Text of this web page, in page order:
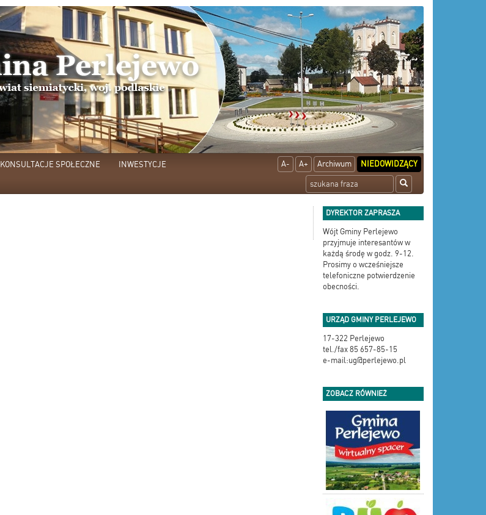
KONSULTACJE SPOŁECZNE INWESTYCJE A- A+ Archiwum NIEDOWIDZĄCY
DYREKTOR ZAPRASZA
Wójt Gminy Perlejewo
przyjmuje interesantów w
każdą środę w godz. 9-12.
Prosimy o wcześniejsze
telefoniczne potwierdzenie
obecności.
URZĄD GMINY PERLEJEWO
17-322 Perlejewo
tel./fax 85 657-85-15
e-mail:ug@perlejewo.pl
ZOBACZ RÓWNIEŻ